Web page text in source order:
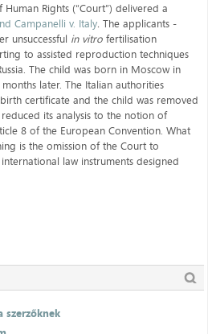
Rights (“Court”) delivered a
Campanelli v. Italy. The applicants -
unsuccessful in vitrofertilisation
to assisted reproduction techniques
The child was born in Moscow in
later. The Italian authorities
certificate and the child was removed
its analysis to the notion of
8 of the European Convention. What
is the omission of the Court to
law instruments designed
szerzőknek